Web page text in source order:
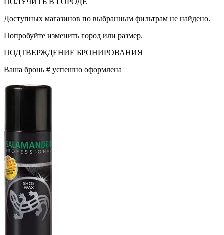
Доступных магазинов по выбранным фильтрам не найдено.
Попробуйте изменить город или размер.
ПОДТВЕРЖДЕНИЕ БРОНИРОВАНИЯ
Ваша бронь # успешно оформлена